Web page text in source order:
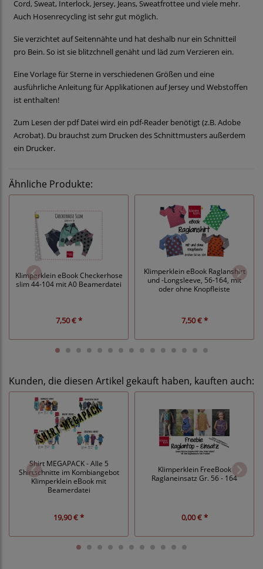
Cord, Sweat, Interlock, Jersey, Jeans, Sweatfrottee und viele mehr.
Auch Hosenrecycling ist sehr gut möglich.
Sie verzichtet auf Seitennähte und hat deshalb nur ein Schnitteil
pro Bein. So ist sie blitzchnell genäht und läd zum Verzieren ein.
Eine Vorlage für Sterne in verschiedenen Größen und eine
ausführliche Anleitung für Applikationen auf Jersey und Webstoffen
ist enthalten!
Zum Lesen der pdf Datei wird ein pdf-Reader benötigt (z.B. Adobe
Acrobat). Du brauchst zum Drucken des Schnittmusters außerdem
ein Drucker.
Ähnliche Produkte:
Klimperklein eBook Checkerhose
slim 44-104 mit A0 Beamerdatei
7,50 € *
Klimperklein eBook Raglanshirt
und -Longsleeve, 56-164, mit
oder ohne Knopfleiste
7,50 € *
Kunden, die diesen Artikel gekauft haben, kauften auch:
Shirt MEGAPACK - Alle 5
Shirtschnitte im Kombiangebot
Klimperklein eBook mit
Beamerdatei
19,90 € *
Klimperklein FreeBook
Raglaneinsatz Gr. 56 - 164
0,00 € *